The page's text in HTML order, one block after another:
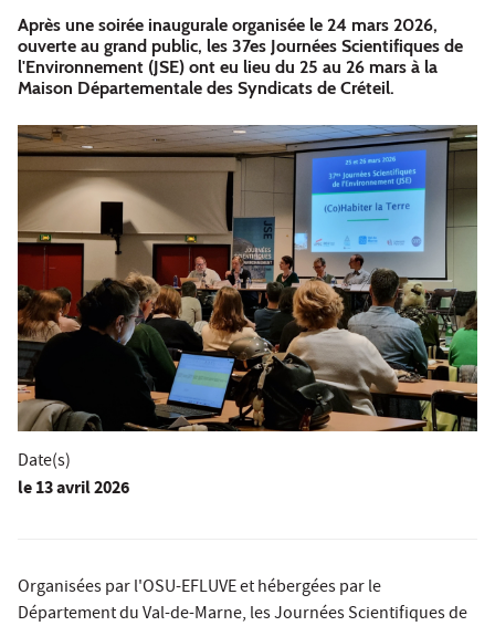
Après une soirée inaugurale organisée le 24 mars 2026,
ouverte au grand public, les 37es Journées Scientifiques de
l'Environnement (JSE) ont eu lieu du 25 au 26 mars à la
Maison Départementale des Syndicats de Créteil.
Date(s)
le13 avril 2026
Organisées par l'OSU-EFLUVE et hébergées par le
Département du Val-de-Marne, les Journées Scientifiques de